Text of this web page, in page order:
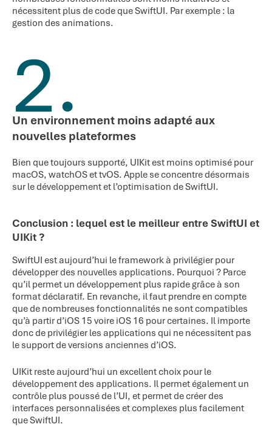
nécessitent plus de code que SwiftUI. Par exemple : la
gestion des animations.
2.
Un environnement moins adapté aux
nouvelles plateformes
Bien que toujours supporté, UIKit est moins optimisé pour
macOS, watchOS et tvOS. Apple se concentre désormais
sur le développement et l’optimisation de SwiftUI.
Conclusion : lequelest le meilleur entreSwiftUI et
UIKit ?
SwiftUI est aujourd’hui le framework à privilégier pour
développer des nouvelles applications. Pourquoi ? Parce
qu’il permet un développement plus rapide grâce à son
format déclaratif. En revanche, il faut prendre en compte
que de nombreuses fonctionnalités ne sont compatibles
qu’à partir d’iOS 15 voire iOS 16 pour certaines. Il importe
donc de privilégier les applications qui ne nécessitent pas
le support de versions anciennes d’iOS.
UIKit reste aujourd’hui un excellent choix pour le
développement des applications. Il permet également un
contrôle plus poussé de l’UI, et permet de créer des
interfaces personnalisées et complexes plus facilement
que SwiftUI.